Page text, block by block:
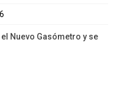
Nuevo Gasómetro y se